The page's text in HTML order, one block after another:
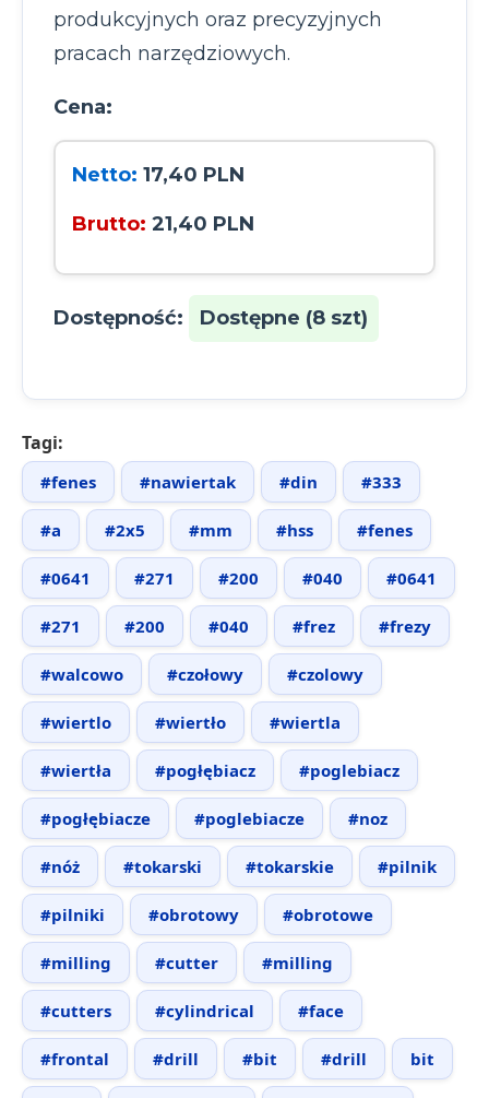
produkcyjnych oraz precyzyjnych
pracach narzędziowych.
Cena:
Netto: 17,40 PLN
Brutto: 21,40 PLN
Dostępność: Dostępne (8 szt)
Tagi:
#fenes #nawiertak #din #333
#a #2x5 #mm #hss #fenes
#0641 #271 #200 #040 #0641
#271 #200 #040 #frez #frezy
#walcowo #czołowy #czolowy
#wiertlo #wiertło #wiertla
#wiertła #pogłębiacz #poglebiacz
#pogłębiacze #poglebiacze #noz
#nóż #tokarski #tokarskie #pilnik
#pilniki #obrotowy #obrotowe
#milling #cutter #milling
#cutters #cylindrical #face
#frontal #drill #bit #drill bit